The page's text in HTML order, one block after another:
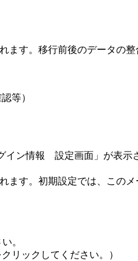
す。移行前後のデータの
等）
イン情報 設定画面」が表
ます。初期設定では、この
。
リックしてください。）